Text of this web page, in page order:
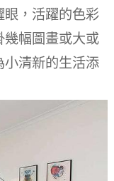
眼，活躍的色彩
幾幅圖畫或大或
小清新的生活添